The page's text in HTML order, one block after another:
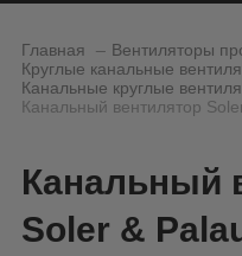
Главная Вентиляторы
Круглые канальные
Канальные круглые
Канальный вентилятор
Канальный
Soler &